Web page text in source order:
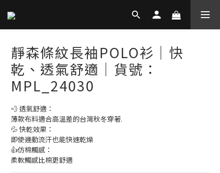
靜森條紋長袖POLO衫｜快
乾、透氣舒適│貨號：
MPL_24030
💨 透氣舒適：
薄款布料適合高溫差的台灣秋冬穿著.
💦 快乾效果：
即使運動流汗也能快速乾燥
👍仿棉觸感：
柔軟觸感比棉更舒適